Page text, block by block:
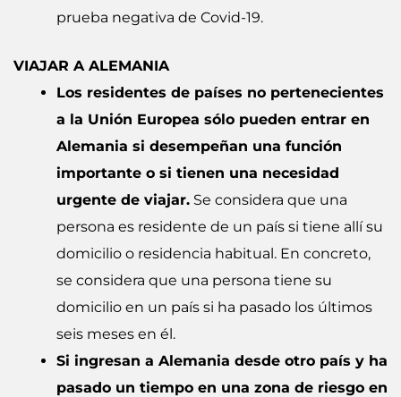
prueba negativa de Covid-19.
VIAJAR A ALEMANIA
Los residentes de países no pertenecientes
a la Unión Europea sólo pueden entrar en
Alemania si desempeñan una función
importante o si tienen una necesidad
urgente de viajar. Se considera que una
persona es residente de un país si tiene allí su
domicilio o residencia habitual. En concreto,
se considera que una persona tiene su
domicilio en un país si ha pasado los últimos
seis meses en él.
Si ingresan a Alemania desde otro país y ha
pasado un tiempo en una zona de riesgo en